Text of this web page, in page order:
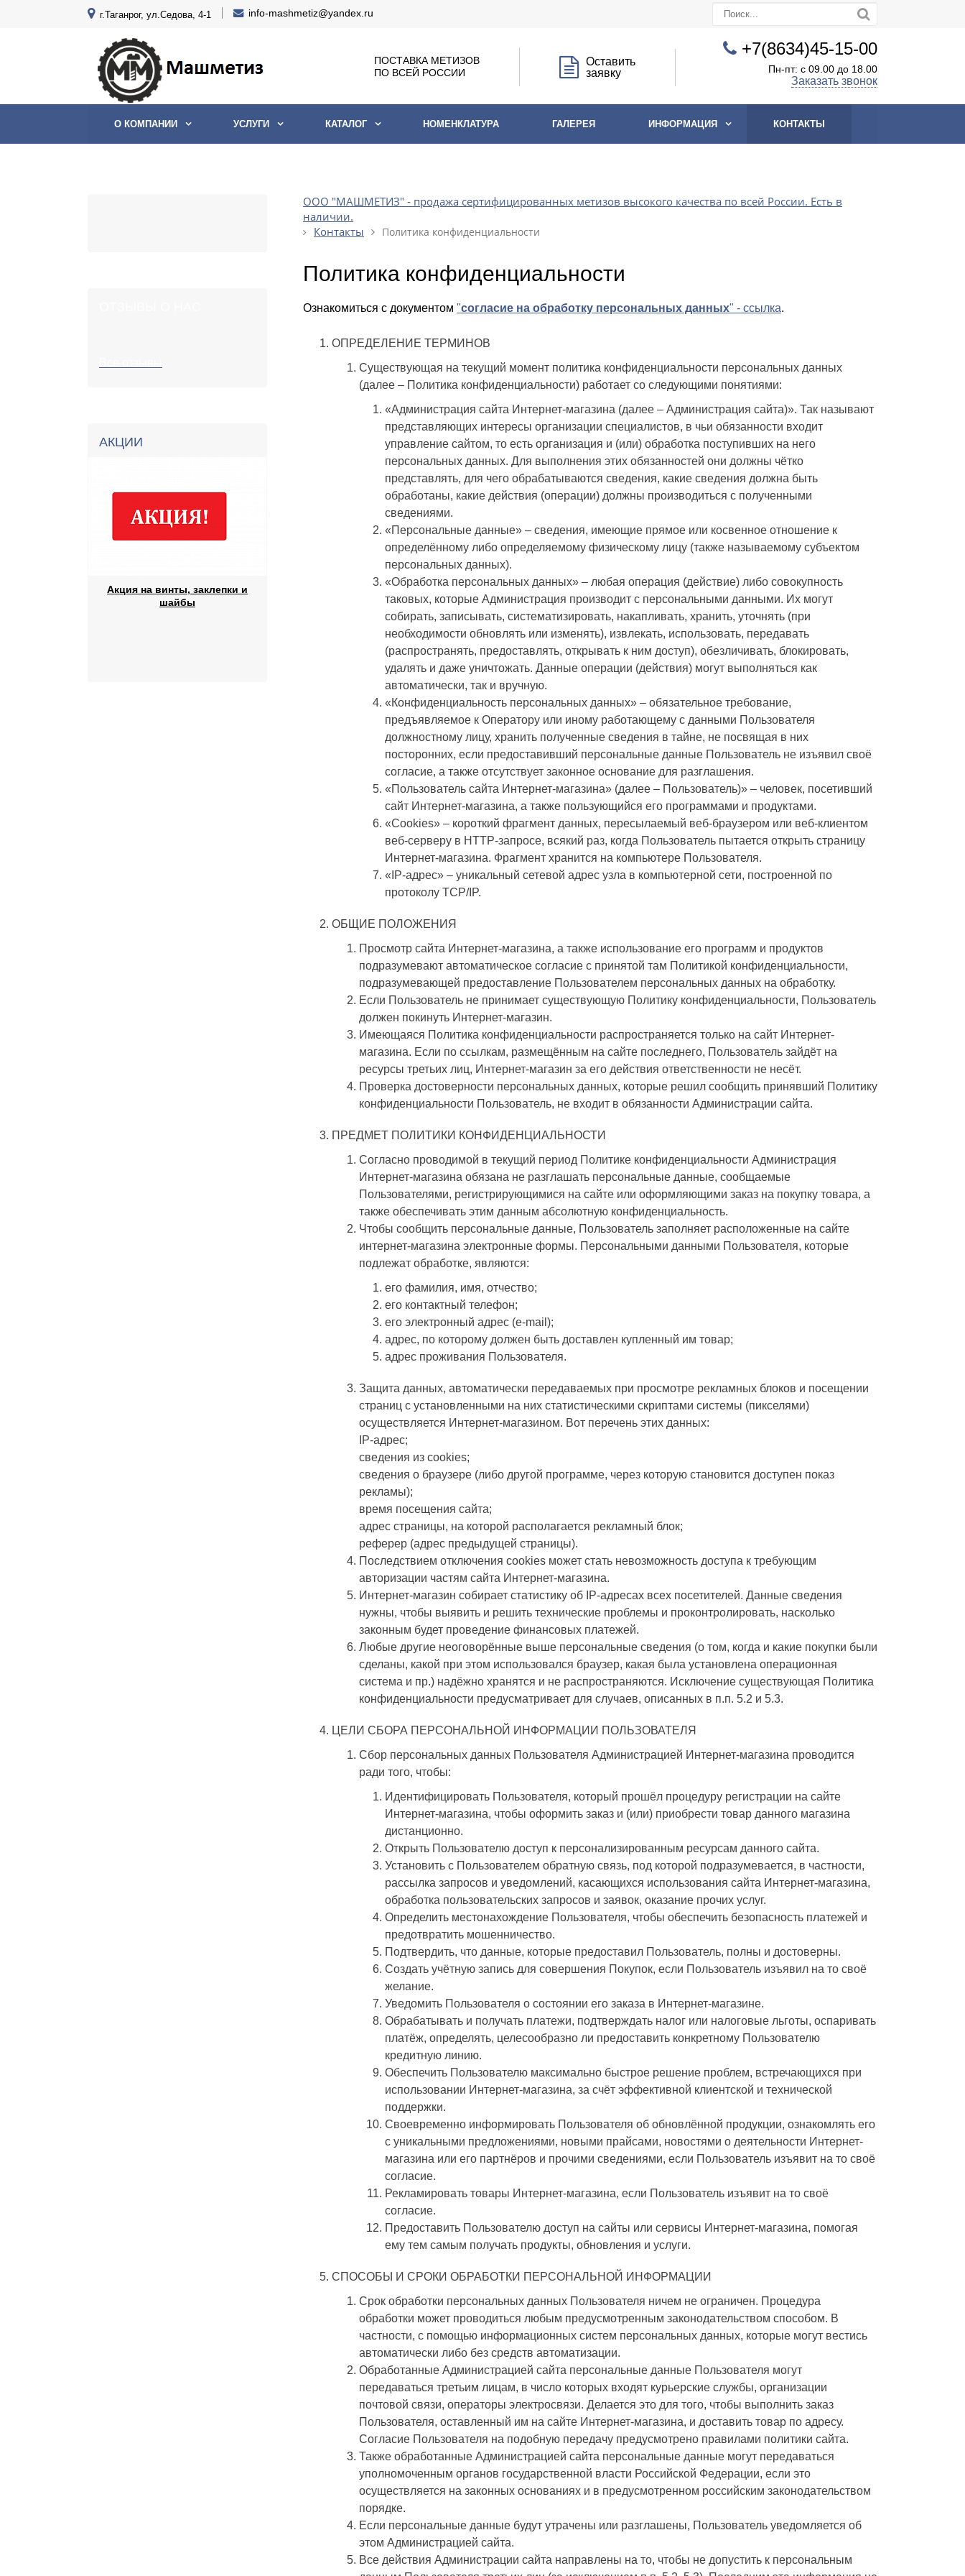
г.Таганрог, ул.Седова, 4-1 info-mashmetiz@yandex.ru
+7(8634)45-15-00
Пн-пт: с 09.00 до 18.00
Заказать звонок
Оставить
заявку
ПОСТАВКА МЕТИЗОВ
ПО ВСЕЙ РОССИИ
О КОМПАНИИ УСЛУГИ КАТАЛОГ НОМЕНКЛАТУРА ГАЛЕРЕЯ ИНФОРМАЦИЯ КОНТАКТЫ
АКЦИИ
Акция на винты, заклепки и
шайбы
ООО "МАШМЕТИЗ" - продажа сертифицированных метизов высокого качества по всей России. Есть в
наличии.
Контакты
Политика конфиденциальности
Политика конфиденциальности
Ознакомиться с документом "согласие на обработку персональных данных" - ссылка.
ОПРЕДЕЛЕНИЕ ТЕРМИНОВ
Существующая на текущий момент политика конфиденциальности персональных данных
(далее – Политика конфиденциальности) работает со следующими понятиями:
«Администрация сайта Интернет-магазина (далее – Администрация сайта)». Так называют
представляющих интересы организации специалистов, в чьи обязанности входит
управление сайтом, то есть организация и (или) обработка поступивших на него
персональных данных. Для выполнения этих обязанностей они должны чётко
представлять, для чего обрабатываются сведения, какие сведения должна быть
обработаны, какие действия (операции) должны производиться с полученными
сведениями.
«Персональные данные» – сведения, имеющие прямое или косвенное отношение к
определённому либо определяемому физическому лицу (также называемому субъектом
персональных данных).
«Обработка персональных данных» – любая операция (действие) либо совокупность
таковых, которые Администрация производит с персональными данными. Их могут
собирать, записывать, систематизировать, накапливать, хранить, уточнять (при
необходимости обновлять или изменять), извлекать, использовать, передавать
(распространять, предоставлять, открывать к ним доступ), обезличивать, блокировать,
удалять и даже уничтожать. Данные операции (действия) могут выполняться как
автоматически, так и вручную.
«Конфиденциальность персональных данных» – обязательное требование,
предъявляемое к Оператору или иному работающему с данными Пользователя
должностному лицу, хранить полученные сведения в тайне, не посвящая в них
посторонних, если предоставивший персональные данные Пользователь не изъявил своё
согласие, а также отсутствует законное основание для разглашения.
«Пользователь сайта Интернет-магазина» (далее – Пользователь)» – человек, посетивший
сайт Интернет-магазина, а также пользующийся его программами и продуктами.
«Cookies» – короткий фрагмент данных, пересылаемый веб-браузером или веб-клиентом
веб-серверу в HTTP-запросе, всякий раз, когда Пользователь пытается открыть страницу
Интернет-магазина. Фрагмент хранится на компьютере Пользователя.
«IP-адрес» – уникальный сетевой адрес узла в компьютерной сети, построенной по
протоколу TCP/IP.
ОБЩИЕ ПОЛОЖЕНИЯ
Просмотр сайта Интернет-магазина, а также использование его программ и продуктов
подразумевают автоматическое согласие с принятой там Политикой конфиденциальности,
подразумевающей предоставление Пользователем персональных данных на обработку.
Если Пользователь не принимает существующую Политику конфиденциальности, Пользователь
должен покинуть Интернет-магазин.
Имеющаяся Политика конфиденциальности распространяется только на сайт Интернет-
магазина. Если по ссылкам, размещённым на сайте последнего, Пользователь зайдёт на
ресурсы третьих лиц, Интернет-магазин за его действия ответственности не несёт.
Проверка достоверности персональных данных, которые решил сообщить принявший Политику
конфиденциальности Пользователь, не входит в обязанности Администрации сайта.
ПРЕДМЕТ ПОЛИТИКИ КОНФИДЕНЦИАЛЬНОСТИ
Согласно проводимой в текущий период Политике конфиденциальности Администрация
Интернет-магазина обязана не разглашать персональные данные, сообщаемые
Пользователями, регистрирующимися на сайте или оформляющими заказ на покупку товара, а
также обеспечивать этим данным абсолютную конфиденциальность.
Чтобы сообщить персональные данные, Пользователь заполняет расположенные на сайте
интернет-магазина электронные формы. Персональными данными Пользователя, которые
подлежат обработке, являются:
его фамилия, имя, отчество;
его контактный телефон;
его электронный адрес (e-mail);
адрес, по которому должен быть доставлен купленный им товар;
адрес проживания Пользователя.
Защита данных, автоматически передаваемых при просмотре рекламных блоков и посещении
страниц с установленными на них статистическими скриптами системы (пикселями)
осуществляется Интернет-магазином. Вот перечень этих данных:
IP-адрес;
сведения из cookies;
сведения о браузере (либо другой программе, через которую становится доступен показ
рекламы);
время посещения сайта;
адрес страницы, на которой располагается рекламный блок;
реферер (адрес предыдущей страницы).
Последствием отключения cookies может стать невозможность доступа к требующим
авторизации частям сайта Интернет-магазина.
Интернет-магазин собирает статистику об IP-адресах всех посетителей. Данные сведения
нужны, чтобы выявить и решить технические проблемы и проконтролировать, насколько
законным будет проведение финансовых платежей.
Любые другие неоговорённые выше персональные сведения (о том, когда и какие покупки были
сделаны, какой при этом использовался браузер, какая была установлена операционная
система и пр.) надёжно хранятся и не распространяются. Исключение существующая Политика
конфиденциальности предусматривает для случаев, описанных в п.п. 5.2 и 5.3.
ЦЕЛИ СБОРА ПЕРСОНАЛЬНОЙ ИНФОРМАЦИИ ПОЛЬЗОВАТЕЛЯ
Сбор персональных данных Пользователя Администрацией Интернет-магазина проводится
ради того, чтобы:
Идентифицировать Пользователя, который прошёл процедуру регистрации на сайте
Интернет-магазина, чтобы оформить заказ и (или) приобрести товар данного магазина
дистанционно.
Открыть Пользователю доступ к персонализированным ресурсам данного сайта.
Установить с Пользователем обратную связь, под которой подразумевается, в частности,
рассылка запросов и уведомлений, касающихся использования сайта Интернет-магазина,
обработка пользовательских запросов и заявок, оказание прочих услуг.
Определить местонахождение Пользователя, чтобы обеспечить безопасность платежей и
предотвратить мошенничество.
Подтвердить, что данные, которые предоставил Пользователь, полны и достоверны.
Создать учётную запись для совершения Покупок, если Пользователь изъявил на то своё
желание.
Уведомить Пользователя о состоянии его заказа в Интернет-магазине.
Обрабатывать и получать платежи, подтверждать налог или налоговые льготы, оспаривать
платёж, определять, целесообразно ли предоставить конкретному Пользователю
кредитную линию.
Обеспечить Пользователю максимально быстрое решение проблем, встречающихся при
использовании Интернет-магазина, за счёт эффективной клиентской и технической
поддержки.
Своевременно информировать Пользователя об обновлённой продукции, ознакомлять его
с уникальными предложениями, новыми прайсами, новостями о деятельности Интернет-
магазина или его партнёров и прочими сведениями, если Пользователь изъявит на то своё
согласие.
Рекламировать товары Интернет-магазина, если Пользователь изъявит на то своё
согласие.
Предоставить Пользователю доступ на сайты или сервисы Интернет-магазина, помогая
ему тем самым получать продукты, обновления и услуги.
СПОСОБЫ И СРОКИ ОБРАБОТКИ ПЕРСОНАЛЬНОЙ ИНФОРМАЦИИ
Срок обработки персональных данных Пользователя ничем не ограничен. Процедура
обработки может проводиться любым предусмотренным законодательством способом. В
частности, с помощью информационных систем персональных данных, которые могут вестись
автоматически либо без средств автоматизации.
Обработанные Администрацией сайта персональные данные Пользователя могут
передаваться третьим лицам, в число которых входят курьерские службы, организации
почтовой связи, операторы электросвязи. Делается это для того, чтобы выполнить заказ
Пользователя, оставленный им на сайте Интернет-магазина, и доставить товар по адресу.
Согласие Пользователя на подобную передачу предусмотрено правилами политики сайта.
Также обработанные Администрацией сайта персональные данные могут передаваться
уполномоченным органов государственной власти Российской Федерации, если это
осуществляется на законных основаниях и в предусмотренном российским законодательством
порядке.
Если персональные данные будут утрачены или разглашены, Пользователь уведомляется об
этом Администрацией сайта.
Все действия Администрации сайта направлены на то, чтобы не допустить к персональным